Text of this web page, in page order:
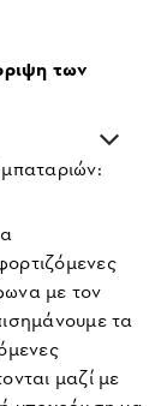
των
με τον
τα
μαζί με